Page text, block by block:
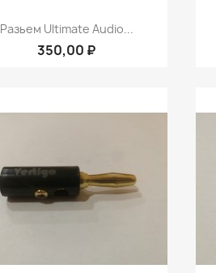
Быстрый просмотр
Разьем Ultimate Audio...
350,00 ₽